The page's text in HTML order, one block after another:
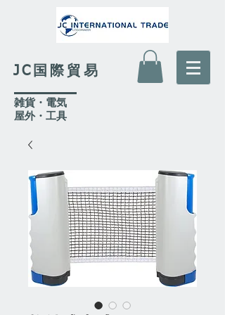
JC国際貿易
​雑貨・電気
​屋外・工具